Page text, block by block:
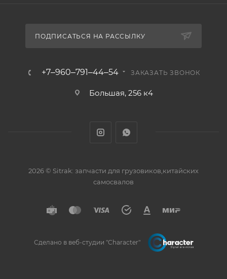
ПОДПИСАТЬСЯ НА РАССЫЛКУ
+7‒960‒791‒44‒54 ЗАКАЗАТЬ ЗВОНОК
Большая, 256 к4
2026 © Sitrak: запчасти для грузовиков,китайских
самосвалов
Сделано в веб-студии "Character"